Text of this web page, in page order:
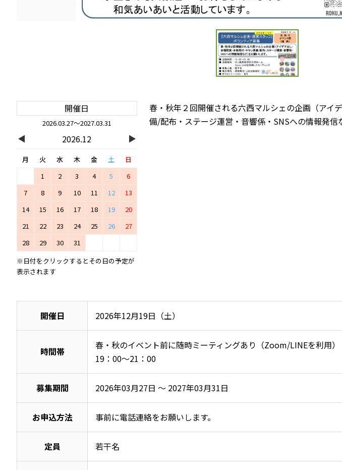
開催日
2026.03.27～2027.03.31
◀ 2026.12 ▶
月 火 水 木 金 土
日
1
2 3 4 5
6
7
8 9 10 11 12
13
14
15 16 17 18 19
20
21
22 23 24 25 26
27
28
29 30
31
※日付をクリックするとその日の予定が
表示されます
春・秋年２回開催される六西マルシェの企画（アイ
備/配布・ステージ運営・音響係・SNSへの情報発信
開催日 2026年12月19日（土）
時間帯
春・秋のイベント前に随時ミーティングあり（Zoom/LINEを利用）
19：00～21：00
募集期間 2026年03月27日 ～ 2027年03月31日
お申込方法 事前に電話連絡をお願いします。
定員 若干名